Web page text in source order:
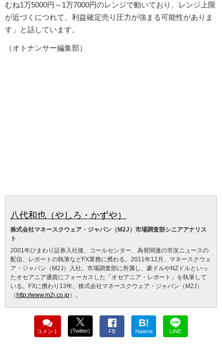
むね1万5000円～1万7000円のレンジで動いており、レンジ上限
が近づくにつれて、利益確定売り圧力が強まる可能性がありま
す」と話しています。
（オトナンサー編集部）
八代和也（やしろ・かずや）
株式会社マネースクウェア・ジャパン（M2J）市場調査部シニアアナリス
ト
2001年ひまわり証券入社後、コールセンター、為替関連の市況ニュースの
配信、レポートの執筆などFX業務に携わる。2011年12月、マネースクウェ
ア・ジャパン（M2J）入社。市場調査部に所属し、豪ドルやNZドルといっ
たオセアニア通貨にフォーカスした「オセアニア・レポート」を執筆して
いる。FXに携わり13年。株式会社マネースクウェア・ジャパン（M2J）
（ http://www.m2j.co.jp）。
コメント (Twitter) FB
B!
Hatena LINE